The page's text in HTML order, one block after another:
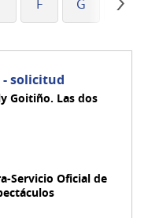
F G H
solicitud
Goitiño. Las dos
Servicio Oficial de